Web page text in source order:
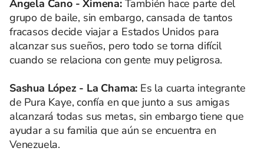
Ángela Cano - Ximena:También hace parte del
grupo de baile, sin embargo, cansada de tantos
fracasos decide viajar a Estados Unidos para
alcanzar sus sueños, pero todo se torna difícil
cuando se relaciona con gente muy peligrosa.
Sashua López - La Chama: Es la cuarta integrante
de Pura Kaye, confía en que junto a sus amigas
alcanzará todas sus metas, sin embargo tiene que
ayudar a su familia que aún se encuentra en
Venezuela.